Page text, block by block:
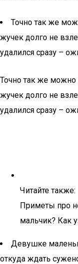
Точно так же
жучек долго не
удалился сразу –
Точно так же можно
жучек долго не
удалился сразу –
Читайте также:
Приметы про
мальчик? Как
Девушке
откуда ждать